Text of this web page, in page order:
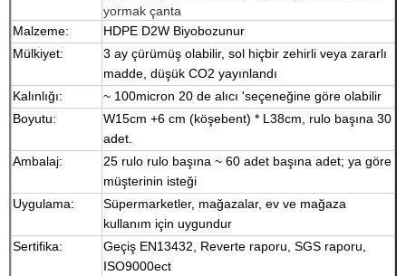
yormak çanta
Malzeme:
HDPE D2W Biyobozunur
Mülkiyet:
3 ay çürümüş olabilir, sol hiçbir zehirli veya zararlı
madde, düşük CO2 yayınlandı
Kalınlığı:
~ 100micron 20 de alıcı 'seçeneğine göre olabilir
Boyutu:
W15cm +6 cm (köşebent) * L38cm, rulo başına 30
adet.
Ambalaj:
25 rulo rulo başına ~ 60 adet başına adet; ya göre
müşterinin isteği
Uygulama:
Süpermarketler, mağazalar, ev ve mağaza
kullanım için uygundur
Sertifika:
Geçiş EN13432, Reverte raporu, SGS raporu,
ISO9000ect